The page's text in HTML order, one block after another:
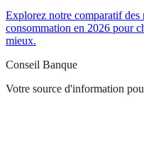
Explorez notre comparatif des
consommation en 2026 pour
mieux.
Conseil Banque
Votre source d'information